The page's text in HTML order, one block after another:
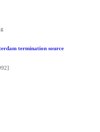
termination source